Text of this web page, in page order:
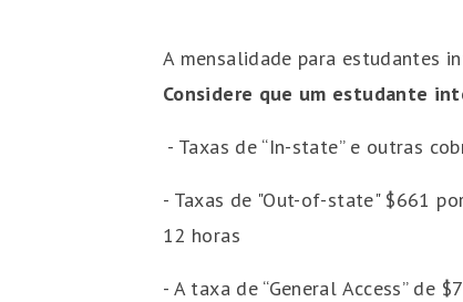
A mensalidade para estudantes
Considere que um estudante
- Taxas de “In-state” e outras
- Taxas de "Out-of-state" $661
12 horas
- A taxa de “General Access” de